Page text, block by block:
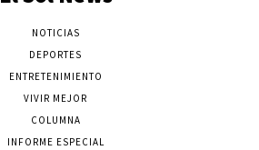
NOTICIAS
DEPORTES
ENTRETENIMIENTO
VIVIR MEJOR
COLUMNA
INFORME ESPECIAL